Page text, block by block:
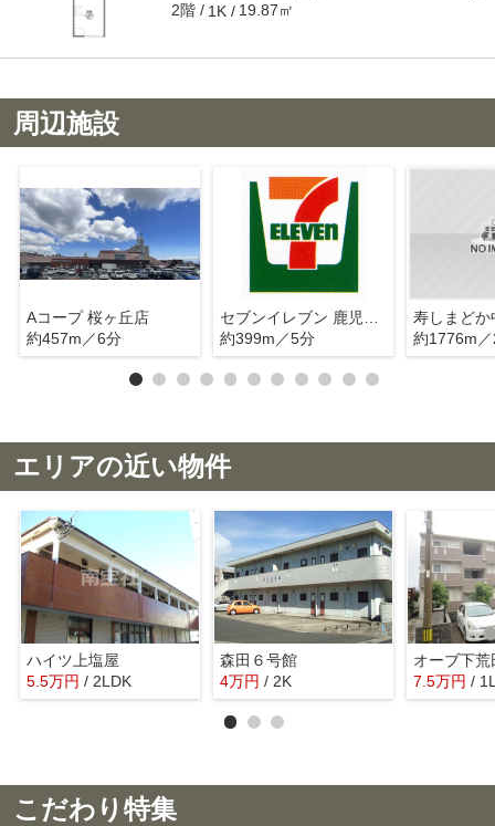
2階 1K 19.87㎡
周辺施設
Aコープ 桜ヶ丘店
約457m／6分
約399m／5分
寿しまどか
約1776m
エリアの近い物件
ハイツ上塩屋
5.5万円 / 2LDK
森田６号館
4万円 / 2K
オーブ下荒
7.5万円 /
こだわり特集